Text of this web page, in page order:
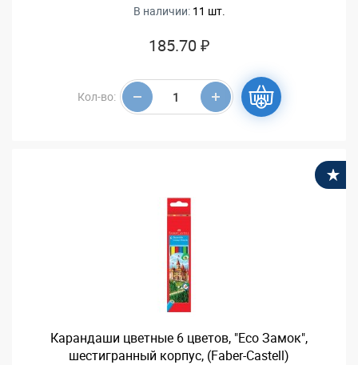
В наличии: 11 шт.
185.70 ₽
Кол-во:
Карандаши цветные 6 цветов, "Eco Замок",
шестигранный корпус, (Faber-Castell)